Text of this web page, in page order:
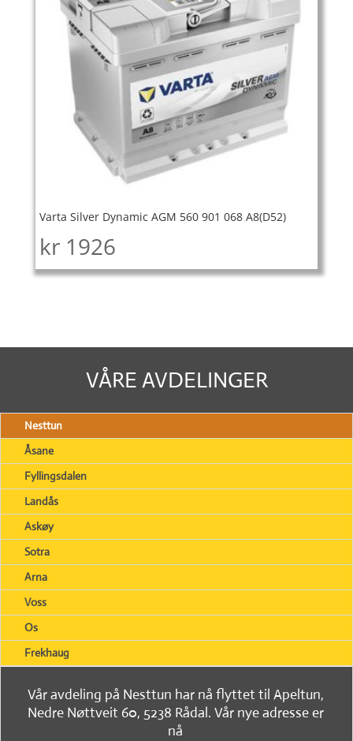
Varta Silver Dynamic AGM 560 901 068 A8(D52)
kr 1926
VÅRE AVDELINGER
Nesttun
Åsane
Fyllingsdalen
Landås
Askøy
Sotra
Arna
Voss
Os
Frekhaug
Vår avdeling på Nesttun har nå flyttet til Apeltun,
Nedre Nøttveit 60, 5238 Rådal. Vår nye adresse er
nå